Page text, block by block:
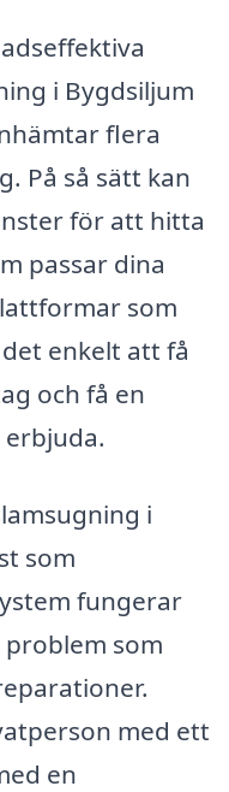
i Bygdsiljum
flera
På så sätt kan
för att hitta
passar dina
som
enkelt att få
och få en
i
som
fungerar
som
med ett
en